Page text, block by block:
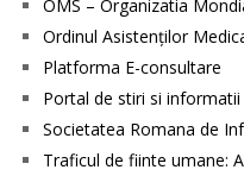
OMS – Organizatia
Ordinul Asistenţilor
Platforma E-consultare
Portal de stiri si informatii
Societatea Romana de
Traficul de fiinte umane: